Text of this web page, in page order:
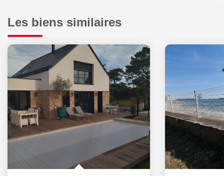
Les biens similaires